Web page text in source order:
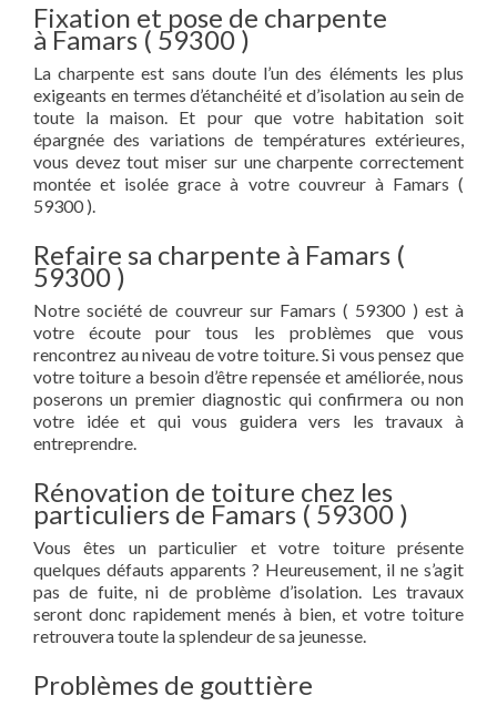
Fixation et pose de charpente
à Famars ( 59300 )
La charpente est sans doute l’un des éléments les plus
exigeants en termes d’étanchéité et d’isolation au sein de
toute la maison. Et pour que votre habitation soit
épargnée des variations de températures extérieures,
vous devez tout miser sur une charpente correctement
montée et isolée grace à votre couvreur à Famars (
59300 ).
Refaire sa charpente à Famars (
59300 )
Notre société de couvreur sur Famars ( 59300 ) est à
votre écoute pour tous les problèmes que vous
rencontrez au niveau de votre toiture. Si vous pensez que
votre toiture a besoin d’être repensée et améliorée, nous
poserons un premier diagnostic qui confirmera ou non
votre idée et qui vous guidera vers les travaux à
entreprendre.
Rénovation de toiture chez les
particuliers de Famars ( 59300 )
Vous êtes un particulier et votre toiture présente
quelques défauts apparents ? Heureusement, il ne s’agit
pas de fuite, ni de problème d’isolation. Les travaux
seront donc rapidement menés à bien, et votre toiture
retrouvera toute la splendeur de sa jeunesse.
Problèmes de gouttière